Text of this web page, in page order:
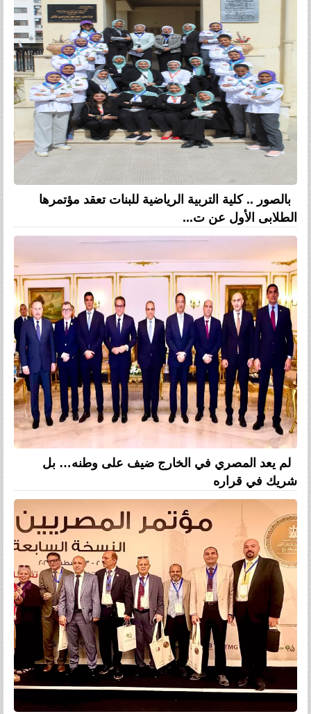
بالصور .. كلية التربية الرياضية للبنات تعقد مؤتمرها
الطلابى الأول عن ت...
لم يعد المصري في الخارج ضيف على وطنه… بل
شريك في قراره